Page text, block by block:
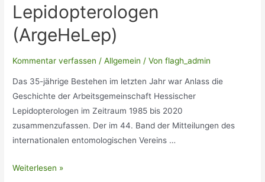
Lepidopterologen
(ArgeHeLep)
Kommentar verfassen /Allgemein / Vonflagh_admin
Das 35-jährige Bestehen im letzten Jahr war Anlass die
Geschichte der Arbeitsgemeinschaft Hessischer
Lepidopterologen im Zeitraum 1985 bis 2020
zusammenzufassen. Der im 44. Band der Mitteilungen des
internationalen entomologischen Vereins …
Die
Weiterlesen »